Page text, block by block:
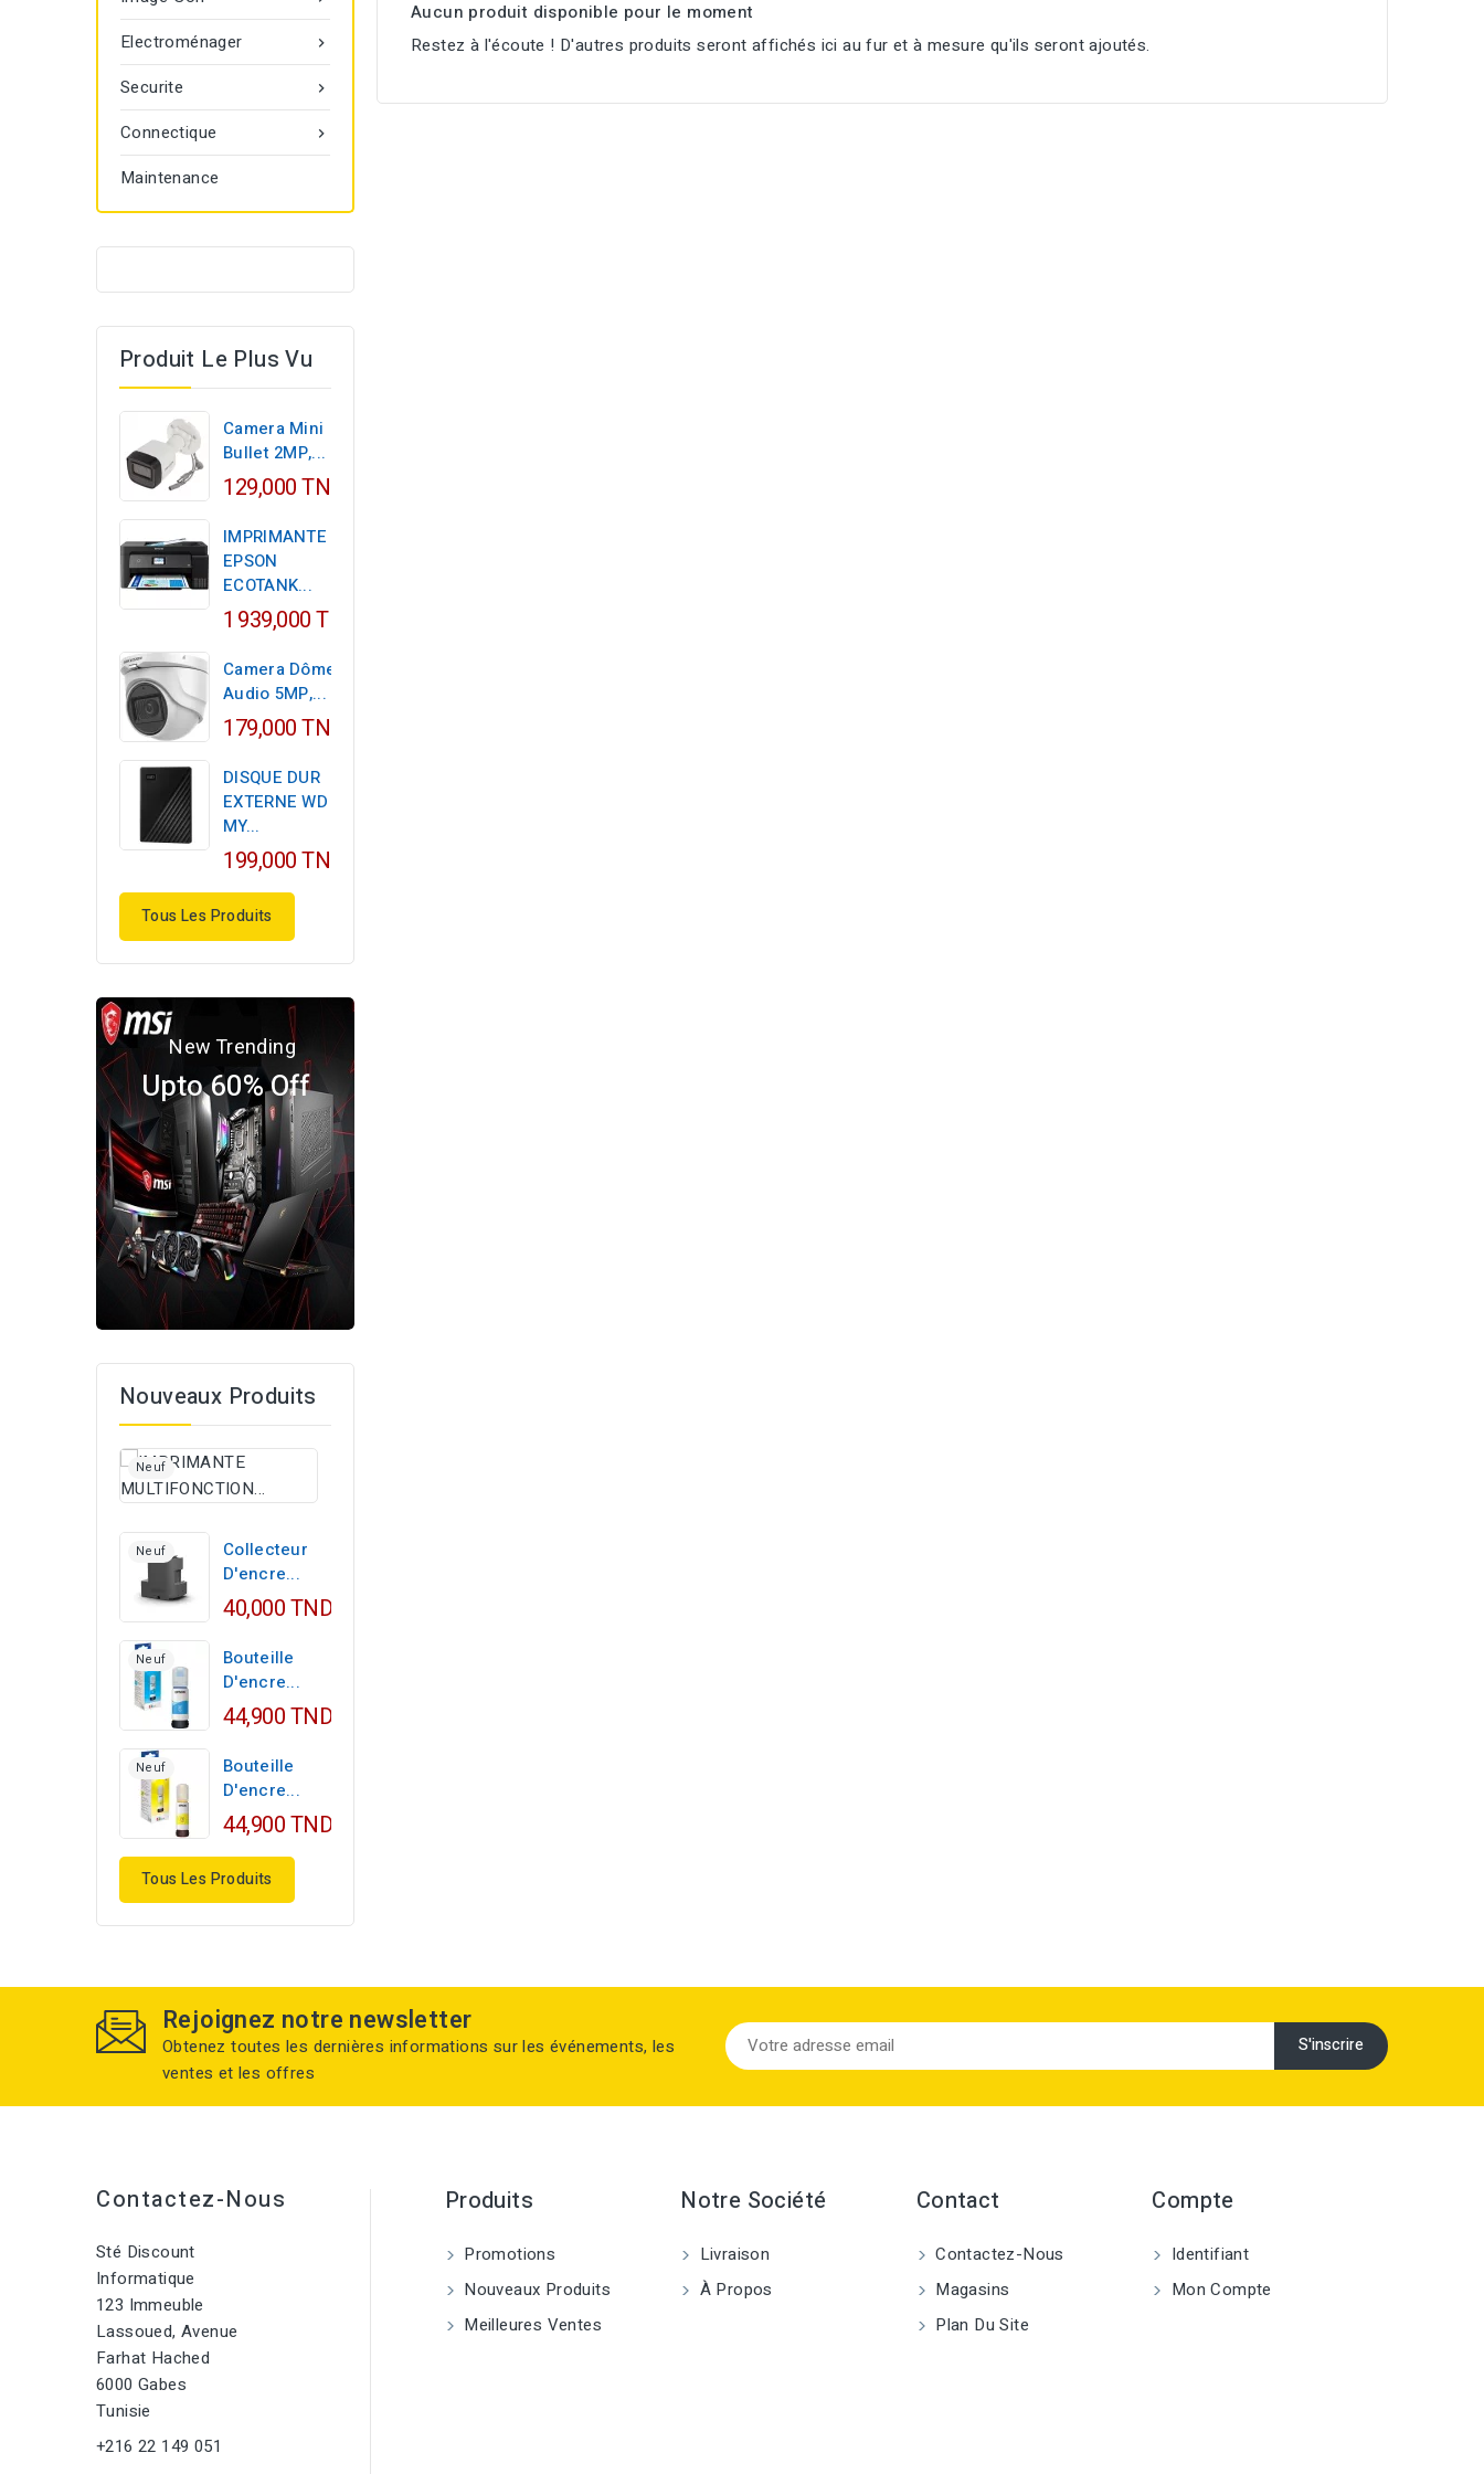

Electroménager

Securite

Connectique
Maintenance
Produit Le Plus Vu
Camera Mini
Bullet 2MP,...
129,000 TND
IMPRIMANTE
EPSON
ECOTANK...
1 939,000 TND
Camera Dôme
Audio 5MP,...
179,000 TND
DISQUE DUR
EXTERNE WD
MY...
199,000 TND
Tous Les Produits
New Trending
Upto 60% Off
Nouveaux Produits
Neuf
Neuf
Collecteur
D'encre...
40,000 TND
Neuf
Bouteille
D'encre...
44,900 TND
Neuf
Bouteille
D'encre...
44,900 TND
Tous Les Produits
Aucun produit disponible pour le moment
Restez à l'écoute ! D'autres produits seront affichés ici au fur et à mesure qu'ils seront ajoutés.
Rejoignez notre newsletter
Obtenez toutes les dernières informations sur les événements, les
ventes et les offres
Contactez-Nous
Sté Discount
Informatique
123 Immeuble
Lassoued, Avenue
Farhat Hached
6000 Gabes
Tunisie
+216 22 149 051
Produits
Promotions
Nouveaux Produits
Meilleures Ventes
Notre Société
Livraison
À Propos
Contact
Contactez-Nous
Magasins
Plan Du Site
Compte
Identifiant
Mon Compte